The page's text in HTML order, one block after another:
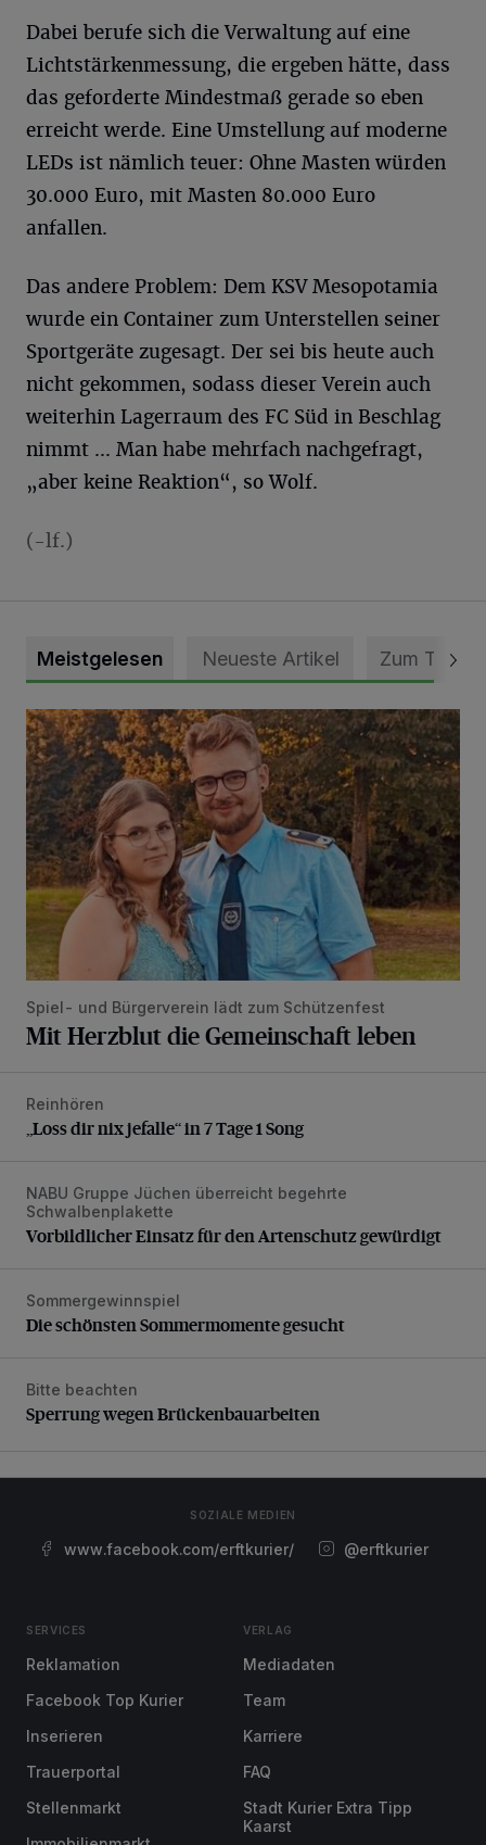
Dabei berufe sich die Verwaltung auf eine
Lichtstärkenmessung, die ergeben hätte, dass
das geforderte Mindestmaß gerade so eben
erreicht werde. Eine Umstellung auf moderne
LEDs ist nämlich teuer: Ohne Masten würden
30.000 Euro, mit Masten 80.000 Euro
anfallen.
Das andere Problem: Dem KSV Mesopotamia
wurde ein Container zum Unterstellen seiner
Sportgeräte zugesagt. Der sei bis heute auch
nicht gekommen, sodass dieser Verein auch
weiterhin Lagerraum des FC Süd in Beschlag
nimmt ... Man habe mehrfach nachgefragt,
„aber keine Reaktion“, so Wolf.
(-lf.)
Meistgelesen Neueste Artikel Zum Thema
Mit Herzblut die Gemeinschaft leben
Spiel- und Bürgerverein lädt zum Schützenfest
Mit Herzblut die Gemeinschaft leben
„Loss dir nix jefalle“ in 7 Tage 1 Song
Reinhören
„Loss dir nix jefalle“ in 7 Tage 1 Song
Vorbildlicher Einsatz für den Artenschutz gewürdigt
NABU Gruppe Jüchen überreicht begehrte
Schwalbenplakette
Vorbildlicher Einsatz für den Artenschutz gewürdigt
Die schönsten Sommermomente gesucht
Sommergewinnspiel
Die schönsten Sommermomente gesucht
Sperrung wegen Brückenbauarbeiten
Bitte beachten
Sperrung wegen Brückenbauarbeiten
SOZIALE MEDIEN
www.facebook.com/erftkurier/ @erftkurier
SERVICES
Reklamation
Facebook Top Kurier
Inserieren
Trauerportal
Stellenmarkt
VERLAG
Mediadaten
Team
Karriere
FAQ
Stadt Kurier Extra Tipp
Kaarst